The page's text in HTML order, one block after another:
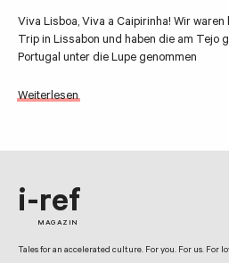
Viva Lisboa, Viva a Caipirinha! Wir
Trip in Lissabon und haben die am Tejo
Portugal unter die Lupe genommen
Weiterlesen
i-ref
MAGAZIN
Tales for an accelerated culture. For you. For us. For